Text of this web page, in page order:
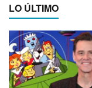
LO ÚLTIMO